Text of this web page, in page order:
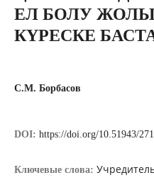
ЕЛ БОЛУ
КҮРЕСКЕ
С.М. Борбасов
DOI: https://doi.org/10.51943/
Ключевые слова: